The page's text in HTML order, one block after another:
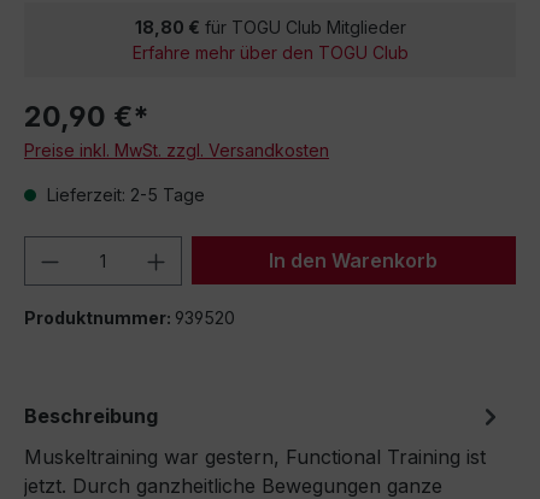
18,80 € für TOGU Club Mitglieder
Erfahre mehr über den TOGU Club
20,90 €*
Preise inkl. MwSt. zzgl. Versandkosten
Lieferzeit: 2-5 Tage
Produkt Anzahl: Gib denIn den Warenkorb
Produktnummer: 939520
Beschreibung
Muskeltraining war gestern, Functional Training ist
jetzt. Durch ganzheitliche Bewegungen ganze